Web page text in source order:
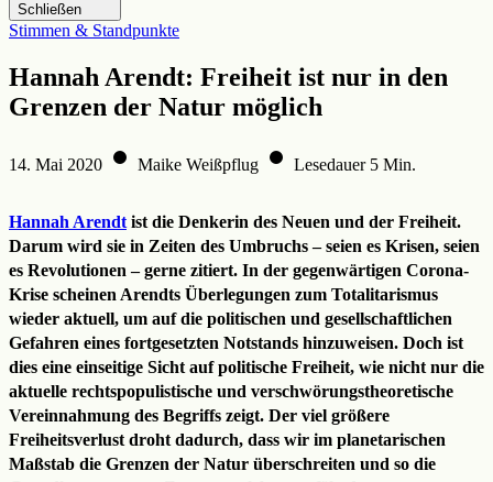
Schließen
Stimmen & Standpunkte
Hannah Arendt: Freiheit ist nur in den
Grenzen der Natur möglich
14. Mai 2020 Maike Weißpflug Lesedauer 5 Min.
Hannah Arendt ist die Denkerin des Neuen und der Freiheit.
Darum wird sie in Zeiten des Umbruchs – seien es Krisen, seien
es Revolutionen – gerne zitiert. In der gegenwärtigen Corona-
Krise scheinen Arendts Überlegungen zum Totalitarismus
wieder aktuell, um auf die politischen und gesellschaftlichen
Gefahren eines fortgesetzten Notstands hinzuweisen. Doch ist
dies eine einseitige Sicht auf politische Freiheit, wie nicht nur die
aktuelle rechtspopulistische und verschwörungstheoretische
Vereinnahmung des Begriffs zeigt. Der viel größere
Freiheitsverlust droht dadurch, dass wir im planetarischen
Maßstab die Grenzen der Natur überschreiten und so die